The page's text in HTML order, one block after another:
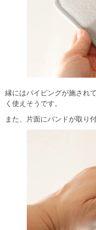
縁にはパイピングが施され
く使えそうです。
また、片面にバンドが取り